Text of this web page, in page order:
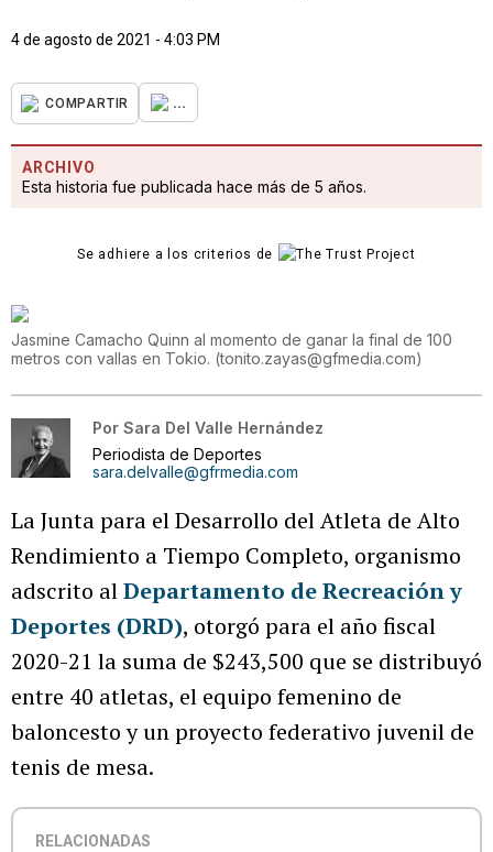
4 de agosto de 2021 - 4:03 PM
COMPARTIR ...
ARCHIVO
Esta historia fue publicada hace más de 5 años.
Se adhiere a los criterios de
Jasmine Camacho Quinn al momento de ganar la final de 100
metros con vallas en Tokio. (tonito.zayas@gfmedia.com)
Por Sara Del Valle Hernández
Periodista de Deportes
sara.delvalle@gfrmedia.com
La Junta para el Desarrollo del Atleta de Alto
Rendimiento a Tiempo Completo, organismo
adscrito alDepartamento de Recreación y
Deportes (DRD), otorgó para el año fiscal
2020-21 la suma de $243,500 que se distribuyó
entre 40 atletas, el equipo femenino de
baloncesto y un proyecto federativo juvenil de
tenis de mesa.
RELACIONADAS